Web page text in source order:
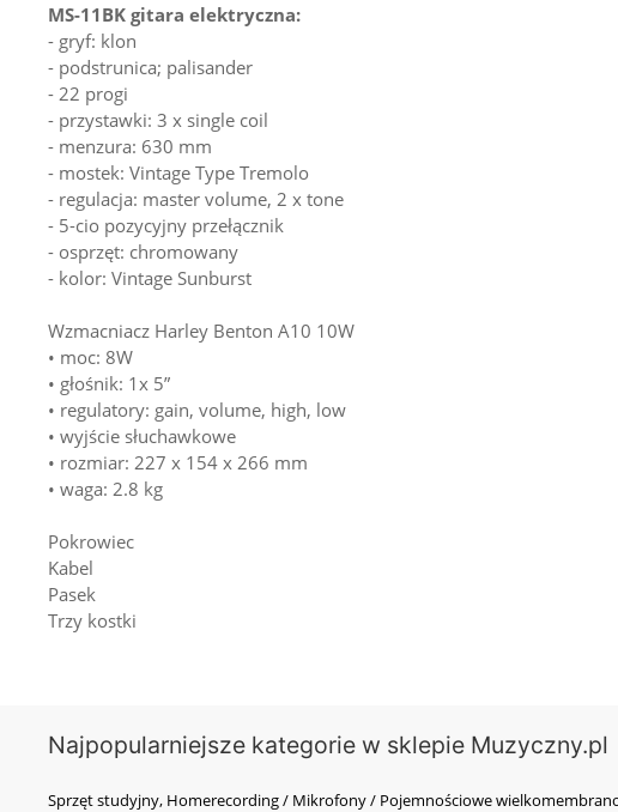
MS-11BK gitara elektryczna:
- gryf: klon
- podstrunica; palisander
- 22 progi
- przystawki: 3 x single coil
- menzura: 630 mm
- mostek: Vintage Type Tremolo
- regulacja: master volume, 2 x tone
- 5-cio pozycyjny przełącznik
- osprzęt: chromowany
- kolor: Vintage Sunburst
Wzmacniacz Harley Benton A10 10W
• moc: 8W
• głośnik: 1x 5”
• regulatory: gain, volume, high, low
• wyjście słuchawkowe
• rozmiar: 227 x 154 x 266 mm
• waga: 2.8 kg
Pokrowiec
Kabel
Pasek
Trzy kostki
Najpopularniejsze kategorie w sklepie Muzyczny.pl
Sprzęt studyjny, Homerecording / Mikrofony / Pojemnościowe